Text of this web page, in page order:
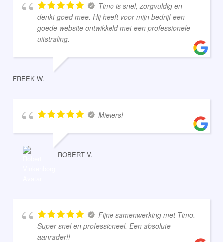
Timo is snel, zorgvuldig en
denkt goed mee. Hij heeft voor mijn bedrijf een
goede website ontwikkeld met een professionele
uitstraling.
FREEK W.
Mieters!
ROBERT V.
Fijne samenwerking met Timo.
Super snel en professioneel. Een absolute
aanrader!!